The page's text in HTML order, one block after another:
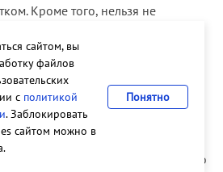
Кроме того, нельзя не
статьи 1590 ФГК носят характер
использования задатка
а как отступное) в
предусмотрена
самым снимает вопрос о своей
право также допускало
сайтом, вы
файлов
с политикой
. Заблокировать
сайтом можно в
Понятно